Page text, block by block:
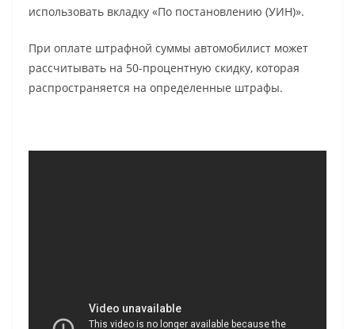
использовать вкладку «По постановлению (УИН)».
При оплате штрафной суммы автомобилист может
рассчитывать на 50-процентную скидку, которая
распространяется на определенные штрафы.